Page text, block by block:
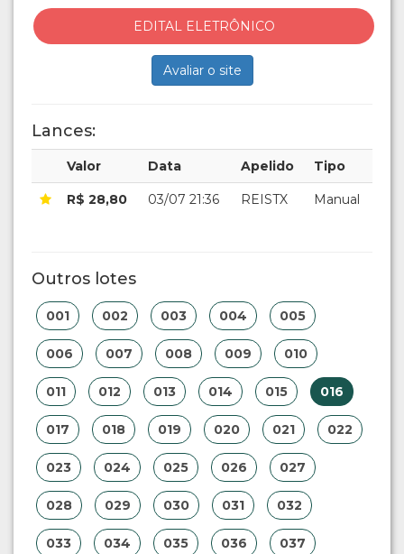
EDITAL ELETRÔNICO
Avaliar o site
Lances:
Valor Data Apelido Tipo
R$ 28,80 03/07 21:36 REISTX Manual
Outros lotes
001 002 003 004 005
006 007 008 009 010
011 012 013 014 015 016
017 018 019 020 021 022
023 024 025 026 027
028 029 030 031 032
033 034 035 036 037